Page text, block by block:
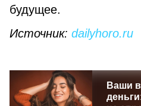
будущее.
Источник: dailyhoro.ru
Ваши